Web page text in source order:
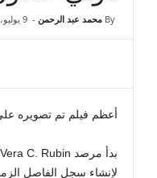
By محمد عبد الرحمن - 9 يوليو، 2026
أعظم فيلم تم تصويره